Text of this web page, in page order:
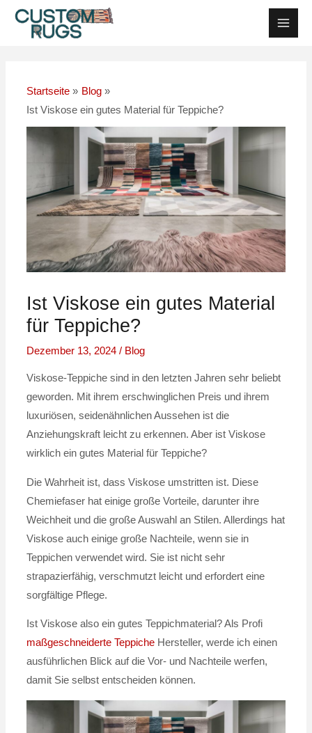
Zum
Inhalt
Startseite
Blog
Ist Viskose ein gutes Material für Teppiche?
Ist Viskose ein gutes Material
für Teppiche?
Dezember 13, 2024 / Blog
Viskose-Teppiche sind in den letzten Jahren sehr beliebt
geworden. Mit ihrem erschwinglichen Preis und ihrem
luxuriösen, seidenähnlichen Aussehen ist die
Anziehungskraft leicht zu erkennen. Aber ist Viskose
wirklich ein gutes Material für Teppiche?
Die Wahrheit ist, dass Viskose umstritten ist. Diese
Chemiefaser hat einige große Vorteile, darunter ihre
Weichheit und die große Auswahl an Stilen. Allerdings hat
Viskose auch einige große Nachteile, wenn sie in
Teppichen verwendet wird. Sie ist nicht sehr
strapazierfähig, verschmutzt leicht und erfordert eine
sorgfältige Pflege.
Ist Viskose also ein gutes Teppichmaterial? Als Profi
maßgeschneiderte TeppicheHersteller, werde ich einen
ausführlichen Blick auf die Vor- und Nachteile werfen,
damit Sie selbst entscheiden können.
Nach